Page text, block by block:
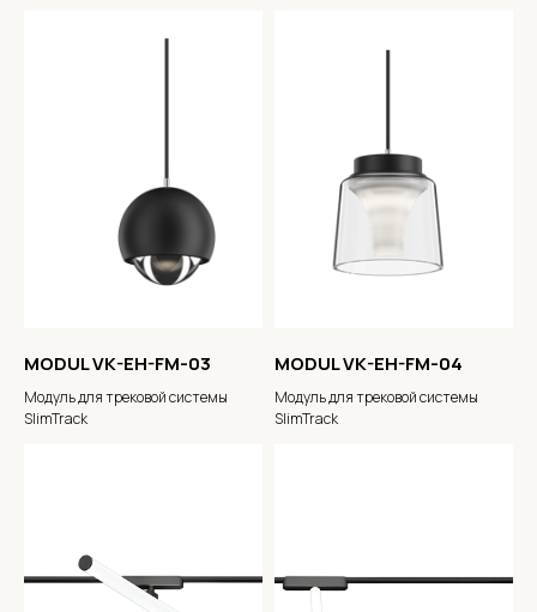
MODUL VK-EH-FM-03
Модуль для трековой системы
SlimTrack
MODUL VK-EH-FM-04
Модуль для трековой системы
SlimTrack